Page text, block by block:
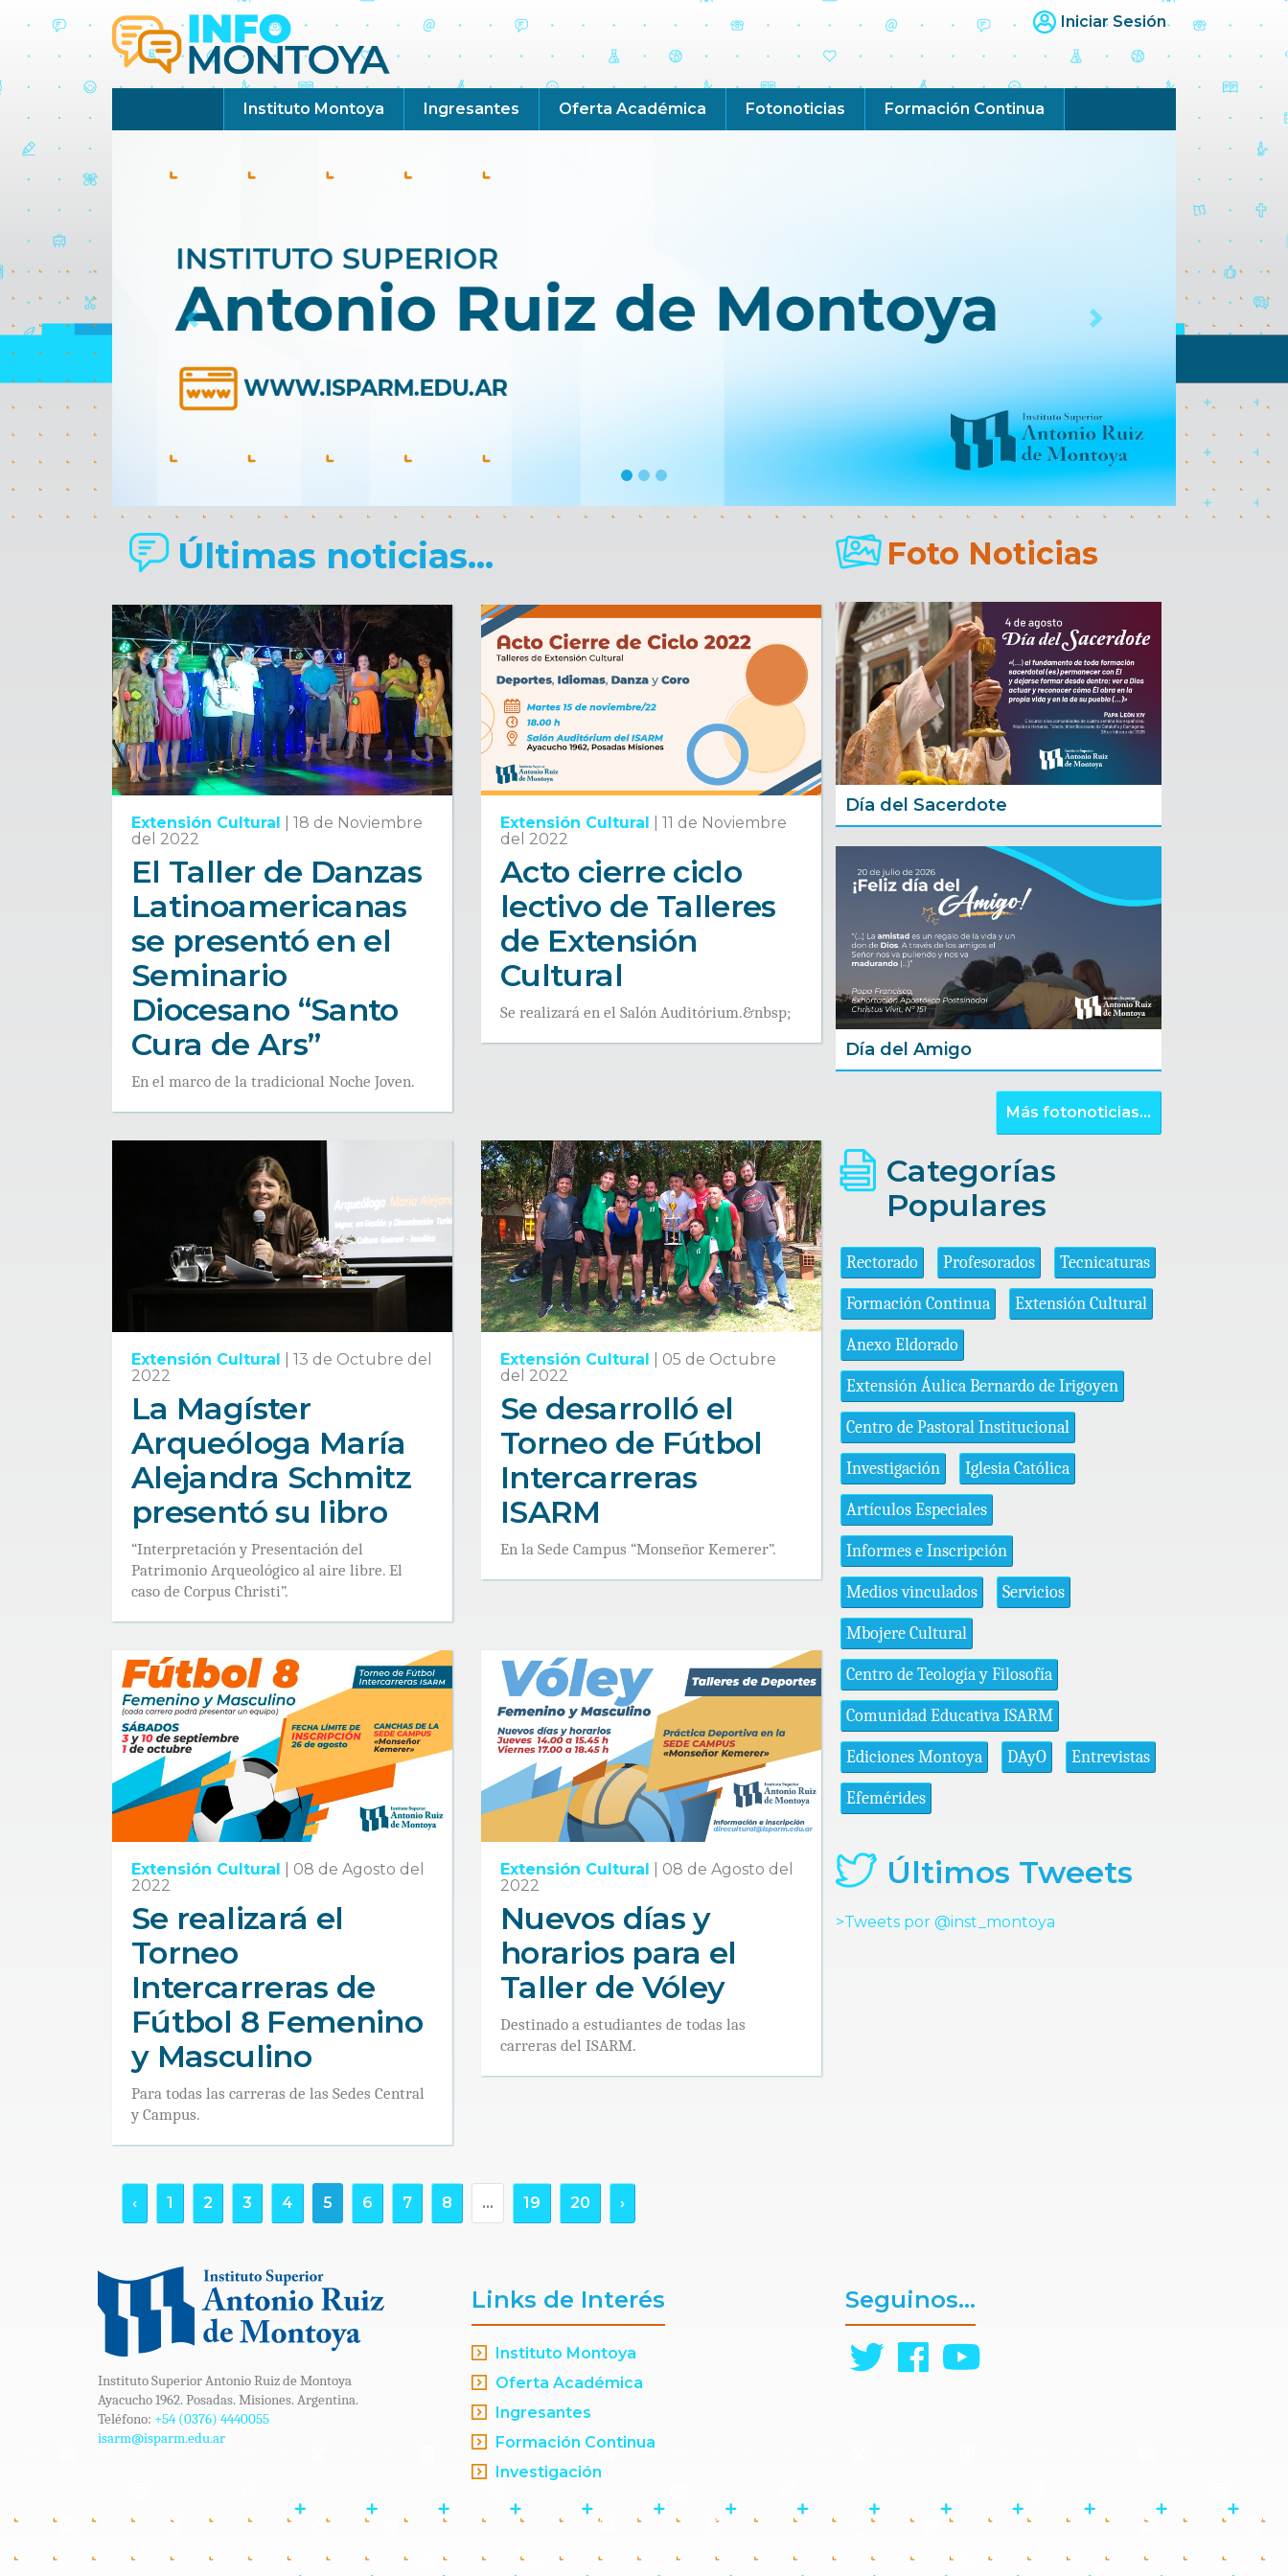
Iniciar Sesión
Instituto Montoya Ingresantes Oferta Académica Fotonoticias Formación Continua
Previous Next
Últimas noticias...
Extensión Cultural
18 de Noviembre
del 2022
El Taller de Danzas
Latinoamericanas
se presentó en el
Seminario
Diocesano “Santo
Cura de Ars”
En el marco de la tradicional Noche Joven.
Extensión Cultural
11 de Noviembre
del 2022
Acto cierre ciclo
lectivo de Talleres
de Extensión
Cultural
Se realizará en el Salón Auditórium.&nbsp;
Extensión Cultural
13 de Octubre del
2022
La Magíster
Arqueóloga María
Alejandra Schmitz
presentó su libro
“Interpretación y Presentación del
Patrimonio Arqueológico al aire libre. El
caso de Corpus Christi”.
Extensión Cultural
05 de Octubre
del 2022
Se desarrolló el
Torneo de Fútbol
Intercarreras
ISARM
En la Sede Campus “Monseñor Kemerer”.
Extensión Cultural
08 de Agosto del
2022
Se realizará el
Torneo
Intercarreras de
Fútbol 8 Femenino
y Masculino
Para todas las carreras de las Sedes Central
y Campus.
Extensión Cultural
08 de Agosto del
2022
Nuevos días y
horarios para el
Taller de Vóley
Destinado a estudiantes de todas las
carreras del ISARM.
‹ 1 2 3 4 5 6 7 8 ... 19 20 ›
Foto Noticias
Día del Sacerdote
Día del Amigo
Más fotonoticias...
Categorías
Populares
Rectorado Profesorados Tecnicaturas
Formación Continua Extensión Cultural
Anexo Eldorado
Extensión Áulica Bernardo de Irigoyen
Centro de Pastoral Institucional
Investigación Iglesia Católica
Artículos Especiales
Informes e Inscripción
Medios vinculados Servicios
Mbojere Cultural
Centro de Teología y Filosofía
Comunidad Educativa ISARM
Ediciones Montoya DAyO Entrevistas
Efemérides
Últimos Tweets
>Tweets por @inst_montoya
Links de Interés
Instituto Montoya
Oferta Académica
Ingresantes
Formación Continua
Investigación
Seguinos...
Instituto Superior Antonio Ruiz de Montoya
Ayacucho 1962. Posadas. Misiones. Argentina.
Teléfono: +54 (0376) 4440055
isarm@isparm.edu.ar